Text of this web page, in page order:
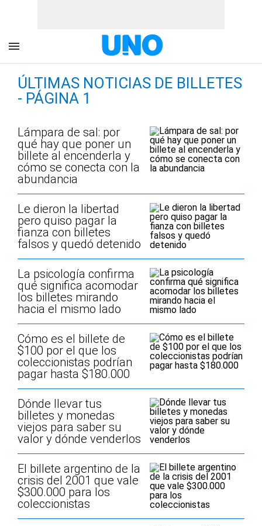
ÚLTIMAS NOTICIAS DE BILLETES
- PÁGINA 1
Lámpara de sal: por
qué hay que poner un
billete al encenderla y
cómo se conecta con la
abundancia
Le dieron la libertad
pero quiso pagar la
fianza con billetes
falsos y quedó detenido
La psicología confirma
qué significa acomodar
los billetes mirando
hacia el mismo lado
Cómo es el billete de
$100 por el que los
coleccionistas podrían
pagar hasta $180.000
Dónde llevar tus
billetes y monedas
viejos para saber su
valor y dónde venderlos
El billete argentino de la
crisis del 2001 que vale
$300.000 para los
coleccionistas